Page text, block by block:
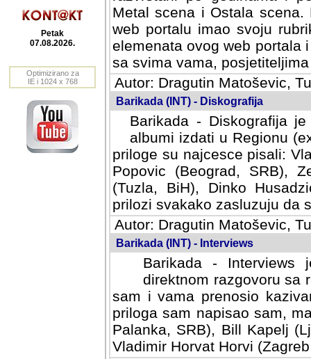
Petak
07.08.2026.
Optimizirano za
IE i 1024 x 768
scena i Ostala scena.
portalu imao svoju
elemenata ovog web portala
sa svima vama,
Autor: Dragutin Matoševic,
Barikada (INT) - Diskografija
Barikada - Diskografija
albumi izdati u Regionu
priloge su najcesce pisali:
Popovic (Beograd, SRB),
(Tuzla, BiH), Dinko
prilozi svakako zasluzuju da
Autor: Dragutin Matoševic,
Barikada (INT) - Interviews
Barikada -
direktnom razgovoru sa
sam i vama prenosio
priloga sam napisao sam,
Palanka, SRB), Bill Kapelj
Vladimir Horvat Horvi